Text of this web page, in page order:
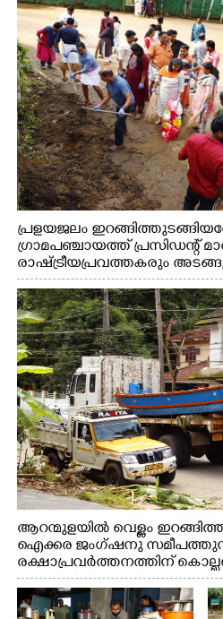
പ്രളയജലം
ഗ്രാമപഞ്ചായത്ത് പ്രസിഡന്റ്
രാഷ്ട്രീയപ്രവത്തകരും
അടിഞ്ഞ് കൂടിയ ചെളിയും മണ്ണും
നീക്കം ചെയ്യുന്നു.
ആറന്മുളയിൽ വെള്ളം
ഐക്കര ജംഗ്ഷനു
രക്ഷാപ്രവർത്തനത്തിന്
ബോട്ടുകൾ